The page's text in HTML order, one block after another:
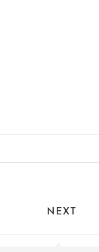
NEXT